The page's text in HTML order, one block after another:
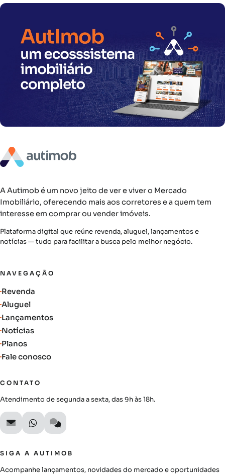
A Autimob é um novo jeito de ver e viver o Mercado
Imobiliário, oferecendo mais aos corretores e a quem tem
interesse em comprar ou vender imóveis.
Plataforma digital que reúne revenda, aluguel, lançamentos e
notícias — tudo para facilitar a busca pelo melhor negócio.
NAVEGAÇÃO
Revenda
Aluguel
Lançamentos
Notícias
Planos
Fale conosco
CONTATO
Atendimento de segunda a sexta, das 9h às 18h.
SIGA A AUTIMOB
Acompanhe lançamentos, novidades do mercado e oportunidades